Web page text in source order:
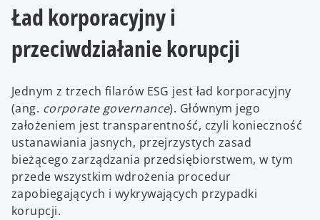
Ład korporacyjny i
przeciwdziałanie korupcji
Jednym z trzech filarów ESG jest ład korporacyjny
(ang. corporate governance). Głównym jego
założeniem jest transparentność, czyli konieczność
ustanawiania jasnych, przejrzystych zasad
bieżącego zarządzania przedsiębiorstwem, w tym
przede wszystkim wdrożenia procedur
zapobiegających i wykrywających przypadki
korupcji.